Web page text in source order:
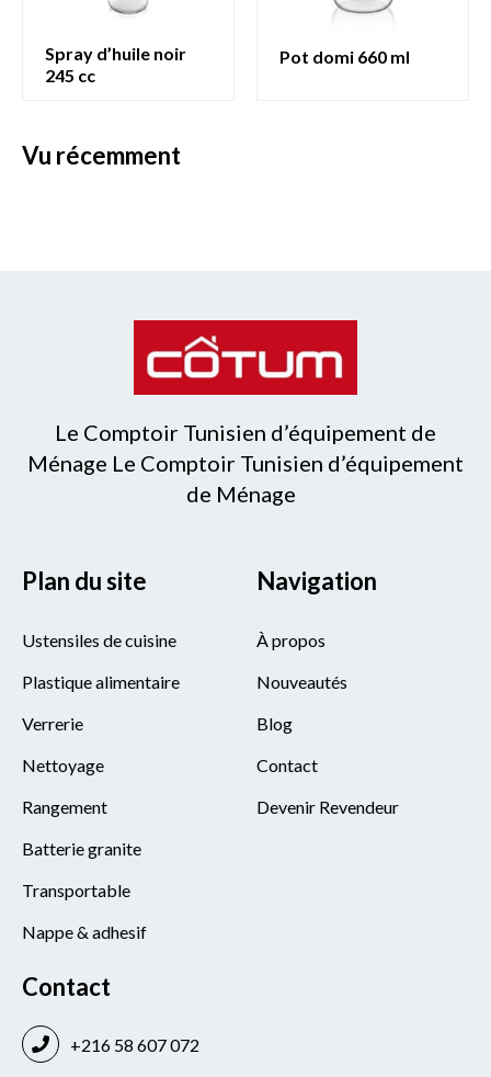
spray d’huile noir
245 cc
pot domi 660 ml
vu récemment
Le Comptoir Tunisien d’équipement de
Ménage Le Comptoir Tunisien d’équipement
de Ménage
Plan du site
Ustensiles de cuisine
Plastique alimentaire
Verrerie
Nettoyage
Rangement
Batterie granite
Transportable
Nappe & adhesif
Navigation
À propos
Nouveautés
Blog
Contact
Devenir Revendeur
Contact
+216 58 607 072